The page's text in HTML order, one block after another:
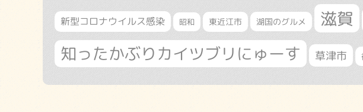
新型コロナウイルス感染 昭和 東近江市 湖国のグルメ 滋賀
知ったかぶりカイツブリにゅーす 草津市